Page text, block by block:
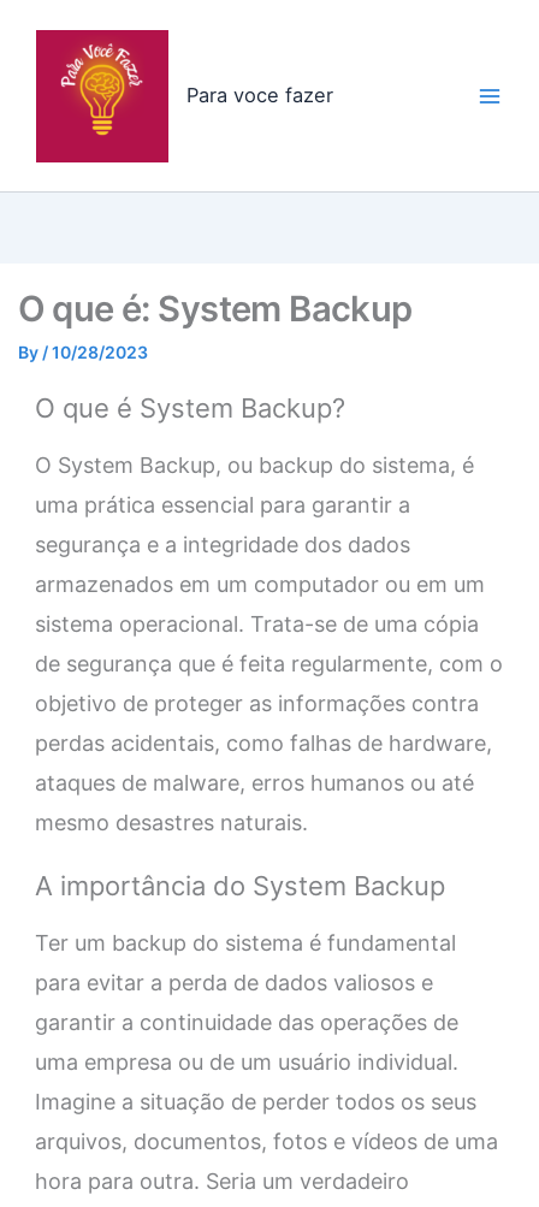
Para voce fazer
O que é: System Backup
By /10/28/2023
O que é System Backup?
O System Backup, ou backup do sistema, é
uma prática essencial para garantir a
segurança e a integridade dos dados
armazenados em um computador ou em um
sistema operacional. Trata-se de uma cópia
de segurança que é feita regularmente, com o
objetivo de proteger as informações contra
perdas acidentais, como falhas de hardware,
ataques de malware, erros humanos ou até
mesmo desastres naturais.
A importância do System Backup
Ter um backup do sistema é fundamental
para evitar a perda de dados valiosos e
garantir a continuidade das operações de
uma empresa ou de um usuário individual.
Imagine a situação de perder todos os seus
arquivos, documentos, fotos e vídeos de uma
hora para outra. Seria um verdadeiro